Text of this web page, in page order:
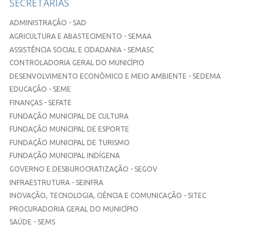
SECRETARIAS
ADMINISTRAÇÃO - SAD
AGRICULTURA E ABASTECIMENTO - SEMAA
ASSISTÊNCIA SOCIAL E CIDADANIA - SEMASC
CONTROLADORIA GERAL DO MUNICÍPIO
DESENVOLVIMENTO ECONÔMICO E MEIO AMBIENTE - SEDEMA
EDUCAÇÃO - SEME
FINANÇAS - SEFATE
FUNDAÇÃO MUNICIPAL DE CULTURA
FUNDAÇÃO MUNICIPAL DE ESPORTE
FUNDAÇÃO MUNICIPAL DE TURISMO
FUNDAÇÃO MUNICIPAL INDÍGENA
GOVERNO E DESBUROCRATIZAÇÃO - SEGOV
INFRAESTRUTURA - SEINFRA
INOVAÇÃO, TECNOLOGIA, CIÊNCIA E COMUNICAÇÃO - SITEC
PROCURADORIA GERAL DO MUNICÍPIO
SAÚDE - SEMS